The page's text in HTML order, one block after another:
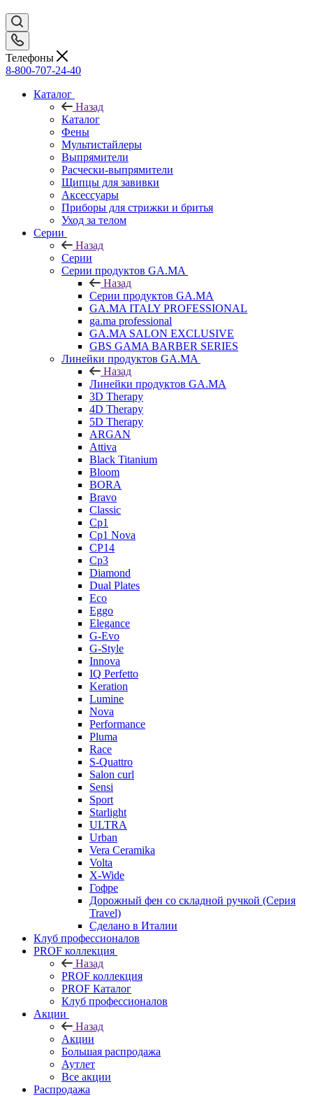
Телефоны
8-800-707-24-40
Каталог
Назад
Каталог
Фены
Мультистайлеры
Выпрямители
Расчески-выпрямители
Щипцы для завивки
Аксессуары
Приборы для стрижки и бритья
Уход за телом
Серии
Назад
Серии
Серии продуктов GA.MA
Назад
Серии продуктов GA.MA
GA.MA ITALY PROFESSIONAL
ga.ma professional
GA.MA SALON EXCLUSIVE
GBS GAMA BARBER SERIES
Линейки продуктов GA.MA
Назад
Линейки продуктов GA.MA
3D Therapy
4D Therapy
5D Therapy
ARGAN
Attiva
Black Titanium
Bloom
BORA
Bravo
Classic
Cp1
Cp1 Nova
CP14
Cp3
Diamond
Dual Plates
Eco
Eggo
Elegance
G-Evo
G-Style
Innova
IQ Perfetto
Keration
Lumine
Nova
Performance
Pluma
Race
S-Quattro
Salon curl
Sensi
Sport
Starlight
ULTRA
Urban
Vera Ceramika
Volta
X-Wide
Гофре
Дорожный фен со складной ручкой (Серия
Travel)
Сделано в Италии
Клуб профессионалов
PROF коллекция
Назад
PROF коллекция
PROF Каталог
Клуб профессионалов
Акции
Назад
Акции
Большая распродажа
Аутлет
Все акции
Распродажа